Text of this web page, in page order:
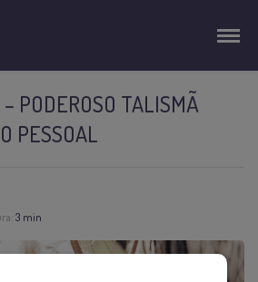
PODEROSO TALISMÃ
PESSOAL
3 min